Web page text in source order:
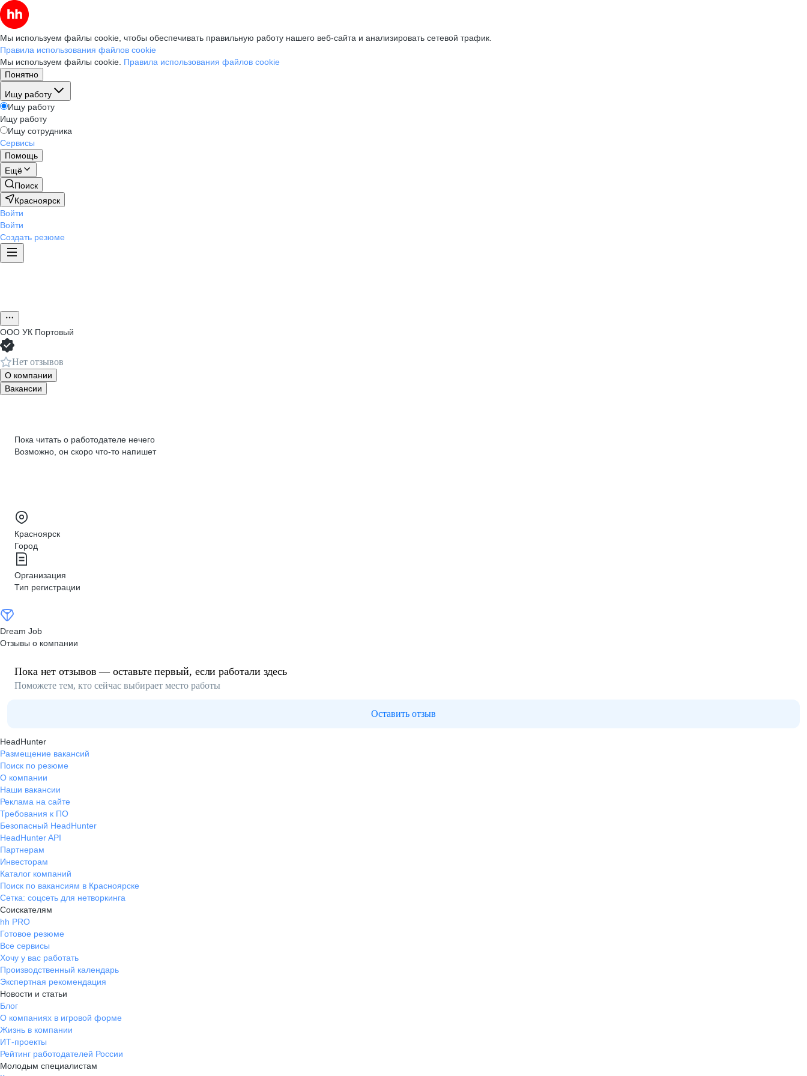
Мы используем файлы cookie, чтобы обеспечивать правильную работу нашего веб-сайта и анализировать сетевой трафик.
Правила использования файлов cookie
Мы используем файлы cookie. Правила использования файлов cookie
Понятно
Ищу работу
Ищу работу
Ищу работу
Ищу сотрудника
Сервисы
Помощь
Ещё
Поиск
Красноярск
Войти
Войти
Создать резюме
ООО УК Портовый
Нет отзывов
О компании
Вакансии
Пока читать о работодателе нечего
Возможно, он скоро что‑то напишет
Красноярск
Город
Организация
Тип регистрации
Dream Job
Отзывы о компании
Пока нет отзывов — оставьте первый, если работали здесь
Поможете тем, кто сейчас выбирает место работы
Оставить отзыв
HeadHunter
Размещение вакансий
Поиск по резюме
О компании
Наши вакансии
Реклама на сайте
Требования к ПО
Безопасный HeadHunter
HeadHunter API
Партнерам
Инвесторам
Каталог компаний
Поиск по вакансиям в Красноярске
Сетка: соцсеть для нетворкинга
Соискателям
hh PRO
Готовое резюме
Все сервисы
Хочу у вас работать
Производственный календарь
Экспертная рекомендация
Новости и статьи
Блог
О компаниях в игровой форме
Жизнь в компании
ИТ-проекты
Рейтинг работодателей России
Молодым специалистам